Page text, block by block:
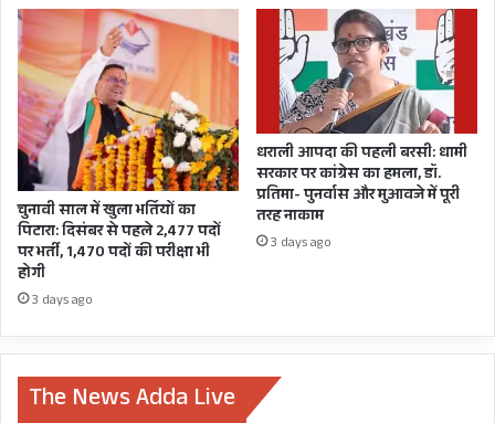
चुनावी साल में खुला भर्तियों का
पिटारा: दिसंबर से पहले 2,477 पदों
पर भर्ती, 1,470 पदों की परीक्षा भी
होगी
3 days ago
धराली आपदा की पहली बरसी: धामी
सरकार पर कांग्रेस का हमला, डॉ.
प्रतिमा- पुनर्वास और मुआवजे में पूरी
तरह नाकाम
3 days ago
The News Adda Live